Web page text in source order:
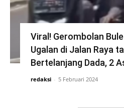
Viral! Gerombolan
Ugalan di Jalan Raya
Bertelanjang Dada, 2
redaksi - 5 Februari 2024